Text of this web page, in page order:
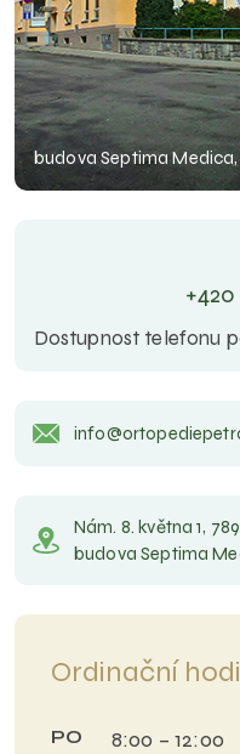
budova Septima
Dostupnost telefonu
Nám. 8. května 1,
budova Septima
Ordinační
PO 8:00 – 12:00